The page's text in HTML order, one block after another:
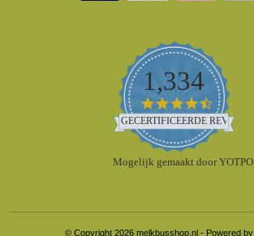
1,334
4.5
star
rating
GECERTIFICEERDE REVIEWS
Mogelijk gemaakt door YOTPO
© Copyright 2026 melkbusshop.nl - Powered by